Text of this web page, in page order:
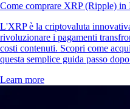
Come comprare XRP (Ripple) in
L'XRP è la criptovaluta
rivoluzionare i pagamenti
costi contenuti. Scopri come
questa semplice guida passo
Learn more